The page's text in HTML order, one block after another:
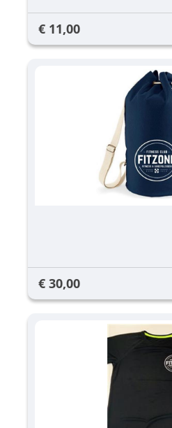
€ 11,00
€ 30,00